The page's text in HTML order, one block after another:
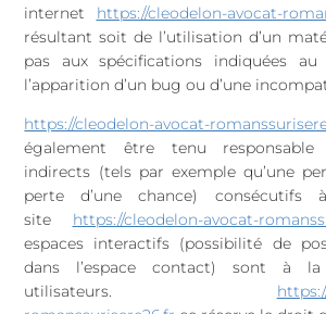
internet
https://cleodelon-avocat-
résultant soit de l’utilisation d’un
pas aux spécifications indiquées
l’apparition d’un bug ou d’une
https://cleodelon-avocat-
également être tenu responsable
indirects (tels par exemple qu’une
perte d’une chance) consécutifs
site
https://cleodelon-avocat-
espaces interactifs (possibilité de
dans l’espace contact) sont à
utilisateurs.